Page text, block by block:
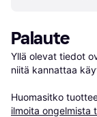
Palaute
Yllä olevat tiedot
niitä kannattaa
Huomasitko
ilmoita ongelmista